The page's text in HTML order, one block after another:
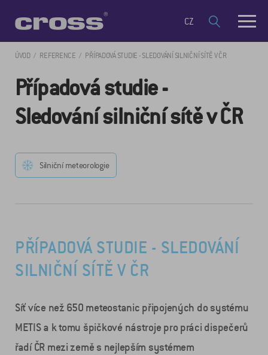
CZ
ÚVOD REFERENCE PŘÍPADOVÁ STUDIE - SLEDOVÁNÍ SILNIČNÍ SÍTĚ V ČR
Případová studie -
Sledování silniční sítě v ČR
Silniční meteorologie
PŘÍPADOVÁ STUDIE - SLEDOVÁNÍ
SILNIČNÍ SÍTĚ V ČR
Síť více než 650 meteostanic připojených do systému
METIS a k tomu špičkové nástroje pro práci dispečerů
řadí ČR mezi země s nejlepším systémem